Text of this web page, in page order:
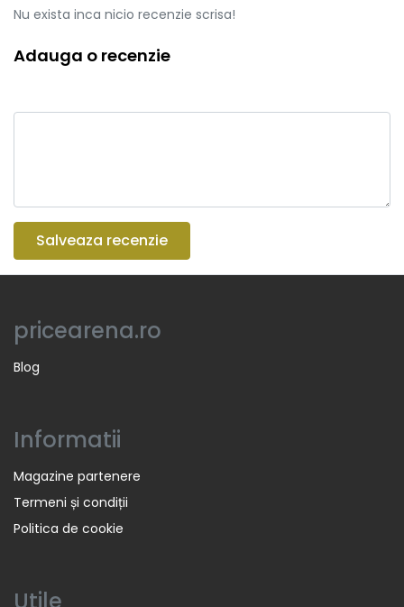
Nu exista inca nicio recenzie scrisa!
Adauga o recenzie
Salveaza recenzie
pricearena.ro
Blog
Informatii
Magazine partenere
Termeni și condiții
Politica de cookie
Utile